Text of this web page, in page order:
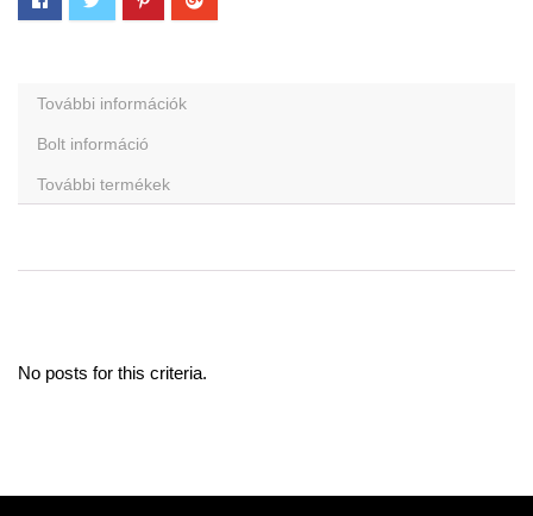
További információk
Bolt információ
További termékek
No posts for this criteria.